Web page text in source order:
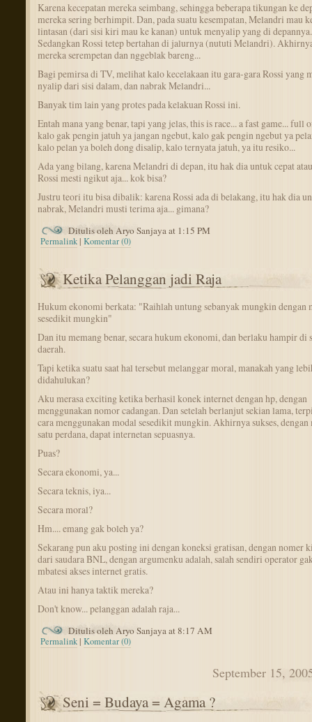
Karena kecepatan mereka seimbang, sehingga beberapa tikungan ke
mereka sering berhimpit. Dan, pada suatu kesempatan, Melandri mau
lintasan (dari sisi kiri mau ke kanan) untuk menyalip yang di depannya.
Sedangkan Rossi tetep bertahan di jalurnya (nututi Melandri).
mereka serempetan dan nggeblak bareng...
Bagi pemirsa di TV, melihat kalo kecelakaan itu gara-gara Rossi yang
nyalip dari sisi dalam, dan nabrak Melandri...
Banyak tim lain yang protes pada kelakuan Rossi ini.
Entah mana yang benar, tapi yang jelas, this is race... a fast game... full
kalo gak pengin jatuh ya jangan ngebut, kalo gak pengin ngebut ya
kalo pelan ya boleh dong disalip, kalo ternyata jatuh, ya itu resiko...
Ada yang bilang, karena Melandri di depan, itu hak dia untuk cepat
Rossi mesti ngikut aja... kok bisa?
Justru teori itu bisa dibalik: karena Rossi ada di belakang, itu hak dia
nabrak, Melandri musti terima aja... gimana?
Ditulis oleh Aryo Sanjaya at 1:15 PM
Permalink |Komentar (0)
Ketika Pelanggan jadi Raja
Hukum ekonomi berkata: "Raihlah untung sebanyak mungkin dengan
sesedikit mungkin"
Dan itu memang benar, secara hukum ekonomi, dan berlaku hampir di
daerah.
Tapi ketika suatu saat hal tersebut melanggar moral, manakah yang
didahulukan?
Aku merasa exciting ketika berhasil konek internet dengan hp, dengan
menggunakan nomor cadangan. Dan setelah berlanjut sekian lama,
cara menggunakan modal sesedikit mungkin. Akhirnya sukses, dengan
satu perdana, dapat internetan sepuasnya.
Puas?
Secara ekonomi, ya...
Secara teknis, iya...
Secara moral?
Hm.... emang gak boleh ya?
Sekarang pun aku posting ini dengan koneksi gratisan, dengan nomer
dari saudara BNL, dengan argumenku adalah, salah sendiri operator
mbatesi akses internet gratis.
Atau ini hanya taktik mereka?
Don't know... pelanggan adalah raja...
Ditulis oleh Aryo Sanjaya at 8:17 AM
Permalink |Komentar (0)
September 15,
Seni = Budaya = Agama ?